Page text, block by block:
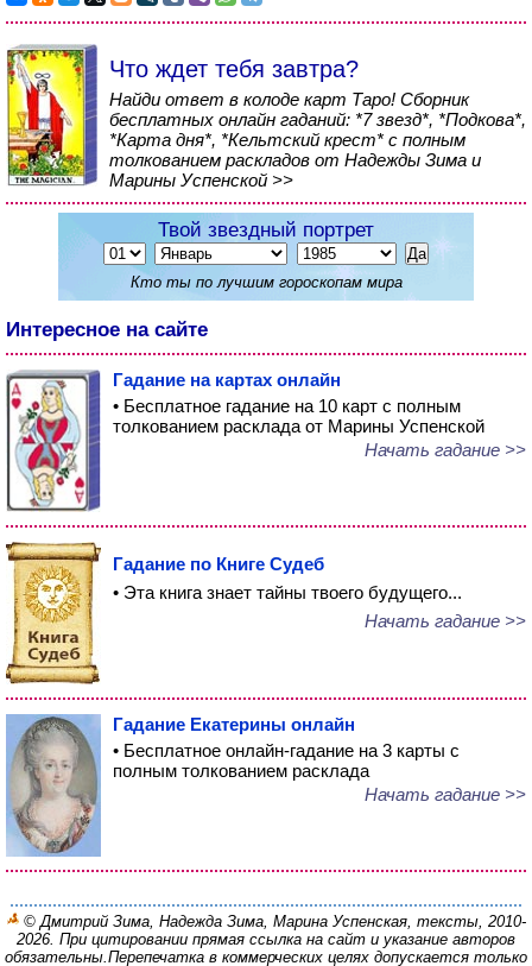
Что ждет тебя завтра?
Найди ответ в колоде карт Таро! Сборник
бесплатных онлайн гаданий: *7 звезд*, *Подкова*,
*Карта дня*, *Кельтский крест* с полным
толкованием раскладов от Надежды Зима и
Марины Успенской >>
Твой звездный портрет
Кто ты по лучшим гороскопам мира
Интересное на сайте
Гадание на картах онлайн
• Бесплатное гадание на 10 карт с полным
толкованием расклада от Марины Успенской
Начать гадание >>
Гадание по Книге Судеб
• Эта книга знает тайны твоего будущего...
Начать гадание >>
Гадание Екатерины онлайн
• Бесплатное онлайн-гадание на 3 карты с
полным толкованием расклада
Начать гадание >>
© Дмитрий Зима, Надежда Зима, Марина Успенская, тексты, 2010-
2026. При цитировании прямая ссылка на сайт и указание авторов
обязательны.Перепечатка в коммерческих целях допускается только